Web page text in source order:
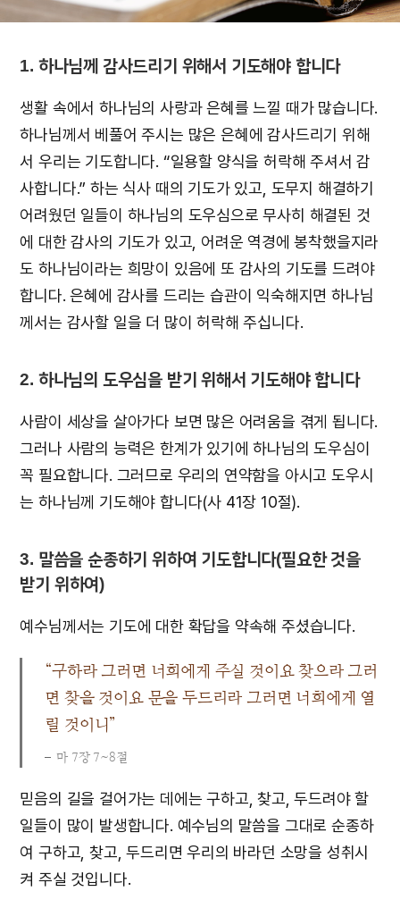
1. 하나님께 감사드리기 위해서 기도해야 합니다
생활 속에서 하나님의 사랑과 은혜를 느낄 때가 많습니다.
하나님께서 베풀어 주시는 많은 은혜에 감사드리기 위해
서 우리는 기도합니다. “일용할 양식을 허락해 주셔서 감
사합니다.” 하는 식사 때의 기도가 있고, 도무지 해결하기
어려웠던 일들이 하나님의 도우심으로 무사히 해결된 것
에 대한 감사의 기도가 있고, 어려운 역경에 봉착했을지라
도 하나님이라는 희망이 있음에 또 감사의 기도를 드려야
합니다. 은혜에 감사를 드리는 습관이 익숙해지면 하나님
께서는 감사할 일을 더 많이 허락해 주십니다.
2. 하나님의 도우심을 받기 위해서 기도해야 합니다
사람이 세상을 살아가다 보면 많은 어려움을 겪게 됩니다.
그러나 사람의 능력은 한계가 있기에 하나님의 도우심이
꼭 필요합니다. 그러므로 우리의 연약함을 아시고 도우시
는 하나님께 기도해야 합니다(사 41장 10절).
3. 말씀을 순종하기 위하여 기도합니다(필요한 것을
받기 위하여)
예수님께서는 기도에 대한 확답을 약속해 주셨습니다.
“구하라 그러면 너희에게 주실 것이요 찾으라 그러
면 찾을 것이요 문을 두드리라 그러면 너희에게 열
릴 것이니”
마 7장 7~8절
믿음의 길을 걸어가는 데에는 구하고, 찾고, 두드려야 할
일들이 많이 발생합니다. 예수님의 말씀을 그대로 순종하
여 구하고, 찾고, 두드리면 우리의 바라던 소망을 성취시
켜 주실 것입니다.